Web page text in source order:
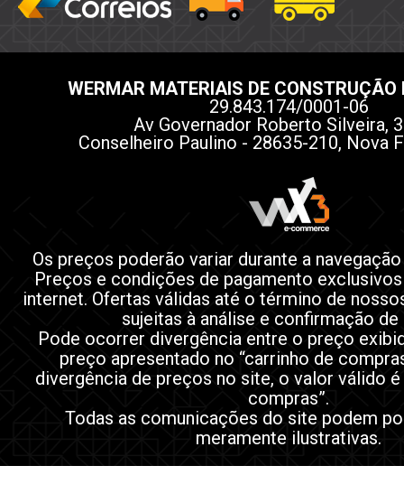
WERMAR MATERIAIS DE CONSTRUÇÃO
29.843.174/0001-06
Av Governador Roberto Silveira,
Conselheiro Paulino - 28635-210, Nova
Os preços poderão variar durante a
Preços e condições de pagamento
internet. Ofertas válidas até o término de
sujeitas à análise e confirmação de
Pode ocorrer divergência entre o preço
preço apresentado no “carrinho de
divergência de preços no site, o valor válido é
compras”.
Todas as comunicações do site podem
meramente ilustrativas.